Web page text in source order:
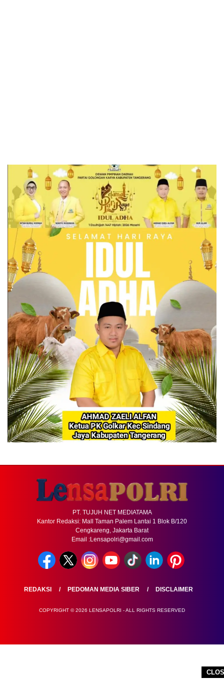
PT. TUJUH NET MEDIATAMA
Kantor Redaksi: Mall Taman Palem Lantai 1 Blok B/120
Cengkareng, Jakarta Barat
Email :Lensapolri@gmail.com
REDAKSI PEDOMAN MEDIA SIBER DISCLAIMER
COPYRIGHT © 2026 LENSAPOLRI - ALL RIGHTS RESERVED